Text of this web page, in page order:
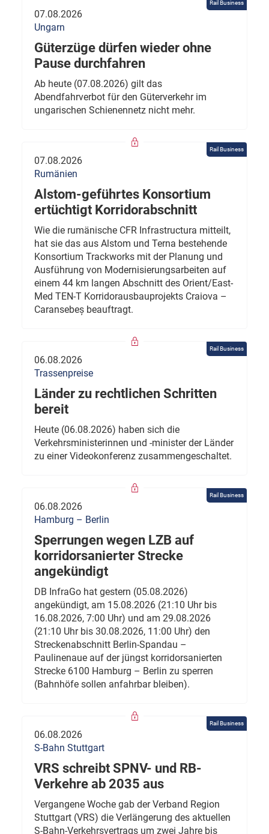
Rail Business
07.08.2026
Ungarn
Güterzüge dürfen wieder ohne
Pause durchfahren
Ab heute (07.08.2026) gilt das
Abendfahrverbot für den Güterverkehr im
ungarischen Schienennetz nicht mehr.
Rail Business
07.08.2026
Rumänien
Alstom-geführtes Konsortium
ertüchtigt Korridorabschnitt
Wie die rumänische CFR Infrastructura mitteilt,
hat sie das aus Alstom und Terna bestehende
Konsortium Trackworks mit der Planung und
Ausführung von Modernisierungsarbeiten auf
einem 44 km langen Abschnitt des Orient/East-
Med TEN-T Korridorausbauprojekts Craiova –
Caransebeș beauftragt.
Rail Business
06.08.2026
Trassenpreise
Länder zu rechtlichen Schritten
bereit
Heute (06.08.2026) haben sich die
Verkehrsministerinnen und -minister der Länder
zu einer Videokonferenz zusammengeschaltet.
Rail Business
06.08.2026
Hamburg – Berlin
Sperrungen wegen LZB auf
korridorsanierter Strecke
angekündigt
DB InfraGo hat gestern (05.08.2026)
angekündigt, am 15.08.2026 (21:10 Uhr bis
16.08.2026, 7:00 Uhr) und am 29.08.2026
(21:10 Uhr bis 30.08.2026, 11:00 Uhr) den
Streckenabschnitt Berlin-Spandau –
Paulinenaue auf der jüngst korridorsanierten
Strecke 6100 Hamburg – Berlin zu sperren
(Bahnhöfe sollen anfahrbar bleiben).
Rail Business
06.08.2026
S-Bahn Stuttgart
VRS schreibt SPNV- und RB-
Verkehre ab 2035 aus
Vergangene Woche gab der Verband Region
Stuttgart (VRS) die Verlängerung des aktuellen
S-Bahn-Verkehrsvertrags um zwei Jahre bis